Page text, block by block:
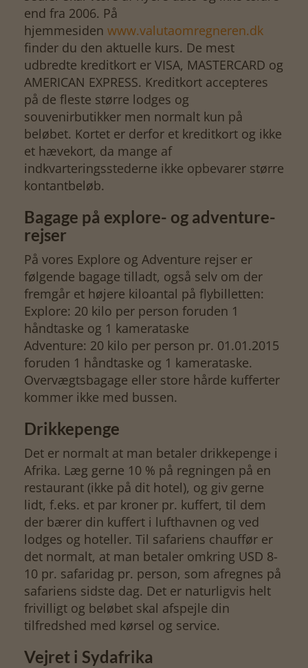
end fra 2006. På
hjemmesiden www.valutaomregneren.dk
finder du den aktuelle kurs. De mest
udbredte kreditkort er VISA, MASTERCARD og
AMERICAN EXPRESS. Kreditkort accepteres
på de fleste større lodges og
souvenirbutikker men normalt kun på
beløbet. Kortet er derfor et kreditkort og ikke
et hævekort, da mange af
indkvarteringsstederne ikke opbevarer større
kontantbeløb.
Bagage på explore- og adventure-
rejser
På vores Explore og Adventure rejser er
følgende bagage tilladt, også selv om der
fremgår et højere kiloantal på flybilletten:
Explore: 20 kilo per person foruden 1
håndtaske og 1 kamerataske
Adventure: 20 kilo per person pr. 01.01.2015
foruden 1 håndtaske og 1 kamerataske.
Overvægtsbagage eller store hårde kufferter
kommer ikke med bussen.
Drikkepenge
Det er normalt at man betaler drikkepenge i
Afrika. Læg gerne 10 % på regningen på en
restaurant (ikke på dit hotel), og giv gerne
lidt, f.eks. et par kroner pr. kuffert, til dem
der bærer din kuffert i lufthavnen og ved
lodges og hoteller. Til safariens chauffør er
det normalt, at man betaler omkring USD 8-
10 pr. safaridag pr. person, som afregnes på
safariens sidste dag. Det er naturligvis helt
frivilligt og beløbet skal afspejle din
tilfredshed med kørsel og service.
Vejret i Sydafrika